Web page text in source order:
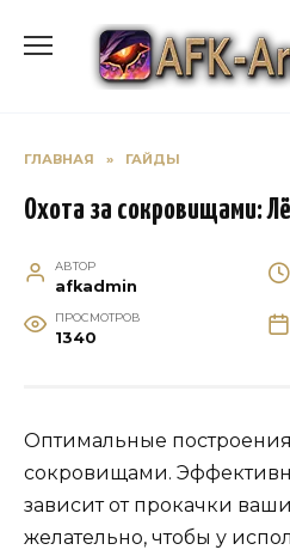
содержанию
ГЛАВНАЯ » ГАЙДЫ
Охота за сокровищами:
АВТОР
afkadmin
ПРОСМОТРОВ
1340
Оптимальные построения
сокровищами.
зависит от прокачки
желательно, чтобы у